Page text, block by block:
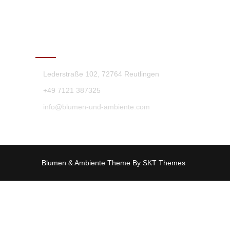
Lederstraße 102, 72764 Reutlingen
+49 7121 387325
info@blumen-und-ambiente.com
Blumen & Ambiente Theme By SKT Themes